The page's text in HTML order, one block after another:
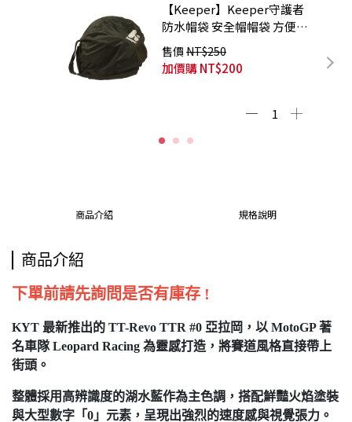
【Keeper】Keeper守護者
防水帽袋 安全帽帽袋 方便攜
帶 超大容量
售價 NT$250
加價購NT$200
商品介紹 規格說明
商品介紹
下單前請先詢問是否有庫存 !
KYT 最新推出的 TT-Revo TTR #0 亞拉岡，以 MotoGP 著
名車隊 Leopard Racing 為靈感打造，將賽道風格直接帶上
街頭。
整體採用高辨識度的湖水藍作為主色調，搭配鮮豔火焰塗裝
與大型數字「0」元素，呈現出強烈的速度感與視覺張力。